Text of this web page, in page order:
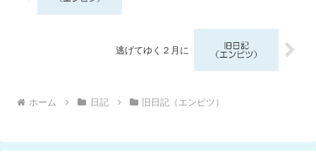
逃げてゆく２月に
ホーム 日記 旧日記（エンピツ）